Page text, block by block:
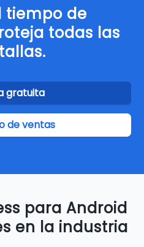
tiempo de
todas las
gratuita
de ventas
para Android
en la industria